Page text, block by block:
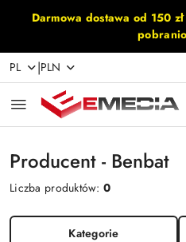
Przejdź do treści
Przejdź do wyszukiwarki
Przejdź do moje konto
Przejdź do menu
Przejdź do stopki
Darmowa dostawa od 150
PL |PLN
Producent - Benbat
Liczba produktów:0
Kategorie